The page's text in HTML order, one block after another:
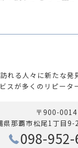
れる人々に新たな
が多くのリピータ
〒900-0014
県那覇市松尾1丁目9-
098-